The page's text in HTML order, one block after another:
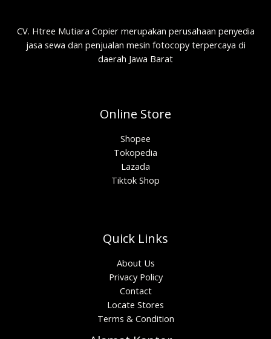
CV. Htree Mutiara Copier merupakan perusahaan penyedia
jasa sewa dan penjualan mesin fotocopy terpercaya di
daerah Jawa Barat
Online Store
Shopee
Tokopedia
Lazada
Tiktok Shop
Quick Links
About Us
Privacy Policy
Contact
Locate Stores
Terms & Condition